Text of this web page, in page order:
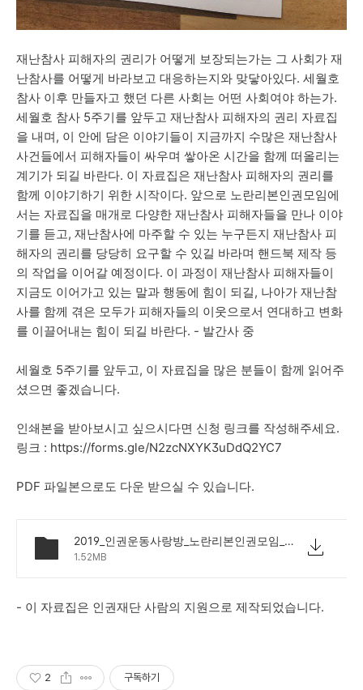
재난참사 피해자의 권리가 어떻게 보장되는가는 그 사회가 재
난참사를 어떻게 바라보고 대응하는지와 맞닿아있다. 세월호
참사 이후 만들자고 했던 다른 사회는 어떤 사회여야 하는가.
세월호 참사 5주기를 앞두고 재난참사 피해자의 권리 자료집
을 내며, 이 안에 담은 이야기들이 지금까지 수많은 재난참사
사건들에서 피해자들이 싸우며 쌓아온 시간을 함께 떠올리는
계기가 되길 바란다. 이 자료집은 재난참사 피해자의 권리를
함께 이야기하기 위한 시작이다. 앞으로 노란리본인권모임에
서는 자료집을 매개로 다양한 재난참사 피해자들을 만나 이야
기를 듣고, 재난참사에 마주할 수 있는 누구든지 재난참사 피
해자의 권리를 당당히 요구할 수 있길 바라며 핸드북 제작 등
의 작업을 이어갈 예정이다. 이 과정이 재난참사 피해자들이
지금도 이어가고 있는 말과 행동에 힘이 되길, 나아가 재난참
사를 함께 겪은 모두가 피해자들의 이웃으로서 연대하고 변화
를 이끌어내는 힘이 되길 바란다. - 발간사 중
세월호 5주기를 앞두고, 이 자료집을 많은 분들이 함께 읽어주
셨으면 좋겠습니다.
인쇄본을 받아보시고 싶으시다면 신청 링크를 작성해주세요.
링크 : https://forms.gle/N2zcNXYK3uDdQ2YC7
PDF 파일본으로도 다운 받으실 수 있습니다.
2019_인권운동사랑방_노란리본인권모임_피해자의권리_자료집_fin.pdf
1.52MB
- 이 자료집은 인권재단 사람의 지원으로 제작되었습니다.
2 구독하기